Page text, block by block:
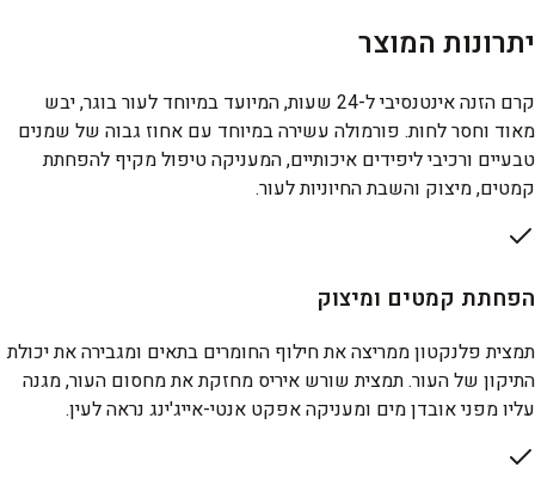
יתרונות המוצר
קרם הזנה אינטנסיבי ל-24 שעות, המיועד במיוחד לעור בוגר, יבש
מאוד וחסר לחות. פורמולה עשירה במיוחד עם אחוז גבוה של שמנים
טבעיים ורכיבי ליפידים איכותיים, המעניקה טיפול מקיף להפחתת
קמטים, מיצוק והשבת החיוניות לעור.
הפחתת קמטים ומיצוק
תמצית פלנקטון ממריצה את חילוף החומרים בתאים ומגבירה את יכולת
התיקון של העור. תמצית שורש איריס מחזקת את מחסום העור, מגנה
עליו מפני אובדן מים ומעניקה אפקט אנטי-אייג'ינג נראה לעין.